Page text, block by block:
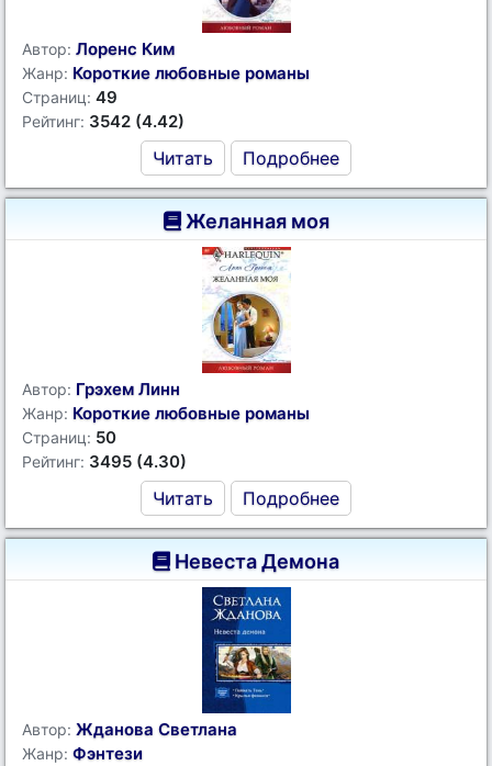
Автор: Лоренс Ким
Жанр: Короткие любовные романы
Страниц: 49
Рейтинг: 3542 (4.42)
Читать Подробнее
Желанная моя
Автор: Грэхем Линн
Жанр: Короткие любовные романы
Страниц: 50
Рейтинг: 3495 (4.30)
Читать Подробнее
Невеста Демона
Автор: Жданова Светлана
Жанр: Фэнтези